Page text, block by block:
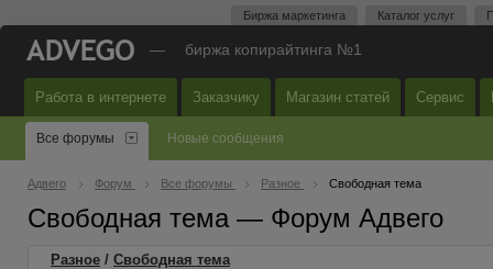
Биржа маркетинга Каталог услуг
— биржа копирайтинга №1
Работа в интернете Заказчику Магазин статей Сервис
Все форумы Новые сообщения
Адвего Форум Все форумы Разное Свободная тема
Свободная тема — Форум Адвего
Разное / Свободная тема